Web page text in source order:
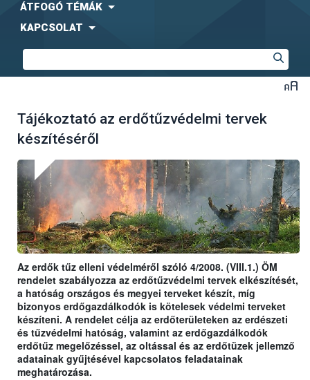
ÁTFOGÓ TÉMÁK
KAPCSOLAT
Tájékoztató az erdőtűzvédelmi tervek
készítéséről
Az erdők tűz elleni védelméről szóló 4/2008. (VIII.1.) ÖM
rendelet szabályozza az erdőtűzvédelmi tervek elkészítését,
a hatóság országos és megyei terveket készít, míg
bizonyos erdőgazdálkodók is kötelesek védelmi terveket
készíteni. A rendelet célja az erdőterületeken az erdészeti
és tűzvédelmi hatóság, valamint az erdőgazdálkodók
erdőtűz megelőzéssel, az oltással és az erdőtüzek jellemző
adatainak gyűjtésével kapcsolatos feladatainak
meghatározása.